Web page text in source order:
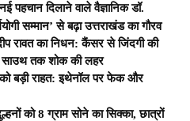
पहचान दिलाने वाले वैज्ञानिक डॉ.
सम्मान’ से बढ़ा उत्तराखंड का गौरव
रावत का निधन: कैंसर से जिंदगी की
साउथ तक शोक की लहर
को बड़ी राहत: इथेनॉल पर फेक और
को 8 ग्राम सोने का सिक्का, छात्रों